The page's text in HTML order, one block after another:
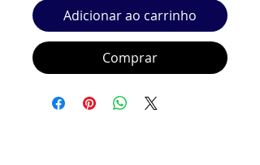
Adicionar ao carrinho
Comprar